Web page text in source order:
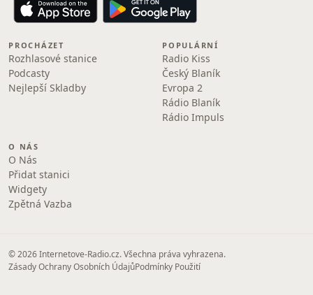
PROCHÁZET
Rozhlasové stanice
Podcasty
Nejlepší Skladby
POPULÁRNÍ
Radio Kiss
Český Blaník
Evropa 2
Rádio Blaník
Rádio Impuls
O NÁS
O Nás
Přidat stanici
Widgety
Zpětná Vazba
© 2026 Internetove-Radio.cz. Všechna práva vyhrazena.
Zásady Ochrany Osobních ÚdajůPodmínky Použití